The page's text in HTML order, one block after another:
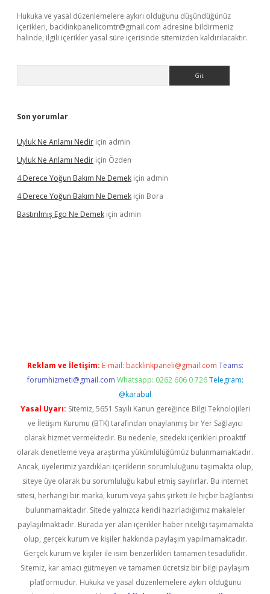
Hukuka ve yasal düzenlemelere aykırı olduğunu düşündüğünüz
içerikleri, backlinkpanelicomtr@gmail.com adresine bildirmeniz
halinde, ilgili içerikler yasal süre içerisinde sitemizden kaldırılacaktır.
Son yorumlar
Uyluk Ne Anlamı Nedir için admin
Uyluk Ne Anlamı Nedir için Özden
4 Derece Yoğun Bakım Ne Demek için admin
4 Derece Yoğun Bakım Ne Demek için Bora
Bastırılmış Ego Ne Demek için admin
Reklam ve İletişim: E-mail: backlinkpaneli@gmail.com Teams:
forumhizmeti@gmail.com Whatsapp: 0262 606 0 726 Telegram:
@karabul
Yasal Uyarı: Sitemiz, 5651 Sayılı Kanun gereğince Bilgi Teknolojileri
ve İletişim Kurumu (BTK) tarafından onaylanmış bir Yer Sağlayıcı
olarak hizmet vermektedir. Bu nedenle, sitedeki içerikleri proaktif
olarak denetleme veya araştırma yükümlülüğümüz bulunmamaktadır.
Ancak, üyelerimiz yazdıkları içeriklerin sorumluluğunu taşımakta olup,
siteye üye olarak bu sorumluluğu kabul etmiş sayılırlar. Bu internet
sitesi, herhangi bir marka, kurum veya şahıs şirketi ile hiçbir bağlantısı
bulunmamaktadır. Sitede yalnızca kendi hazırladığımız makaleler
paylaşılmaktadır. Burada yer alan içerikler haber niteliği taşımamakta
olup, gerçek kurum ve kişiler hakkında paylaşım yapılmamaktadır.
Gerçek kurum ve kişiler ile isim benzerlikleri tamamen tesadüfidir.
Sitemiz, kar amacı gütmeyen ve tamamen ücretsiz bir bilgi paylaşım
platformudur. Hukuka ve yasal düzenlemelere aykırı olduğunu